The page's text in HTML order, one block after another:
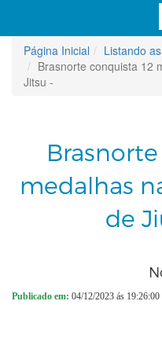
Página Inicial
Listando
Brasnorte conquista 12
Jitsu -
medalhas
de
Publicado em: 04/12/2023 ás 19:26:00